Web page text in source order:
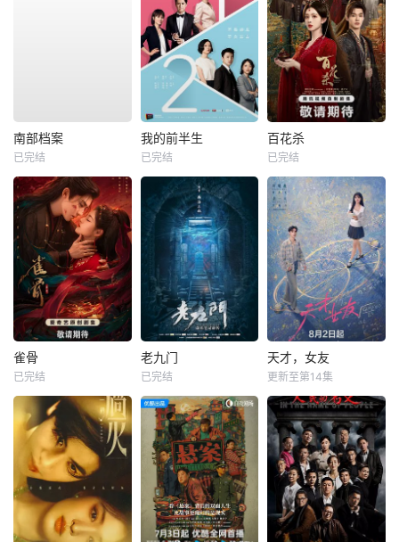
南部档案
已完结
我的前半生
已完结
百花杀
已完结
雀骨
已完结
老九门
已完结
天才，女友
更新至第14集